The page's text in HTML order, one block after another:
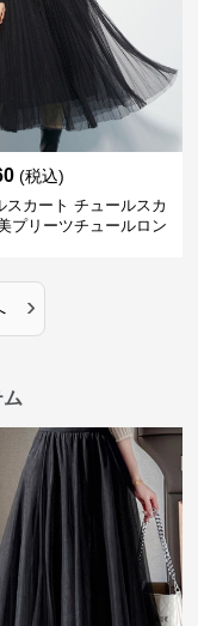
(税込)
スカート チュールスカ
プリーツチュールロン
›